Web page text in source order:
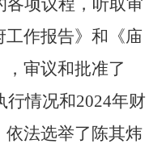
各项议程 ， 听取审
工作报告》和《庙
，审议和批准了
行情况和2024年财
依法选举了 陈其炜